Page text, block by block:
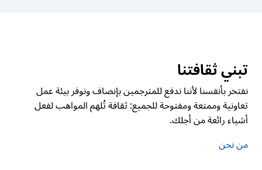
تبني ثقافتنا
نفتخر بأنفسنا لأننا ندفع للمترجمين بإنصاف ونوفر بيئة عمل
تعاونية وممتعة ومفتوحة للجميع: ثقافة تُلهم المواهب لفعل
أشياء رائعة من أجلك.
من نحن